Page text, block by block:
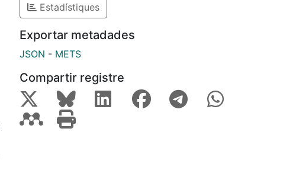
Estadístiques
Exportar metadades
JSON - METS
Compartir registre